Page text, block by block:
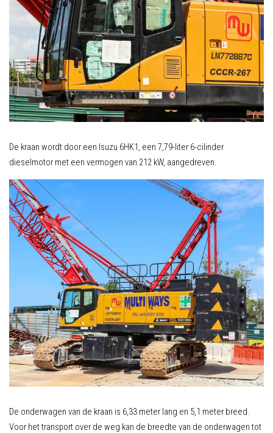
De kraan wordt door een Isuzu 6HK1, een 7,79-liter 6-cilinder
dieselmotor met een vermogen van 212 kW, aangedreven.
De onderwagen van de kraan is 6,33 meter lang en 5,1 meter breed.
Voor het transport over de weg kan de breedte van de onderwagen tot